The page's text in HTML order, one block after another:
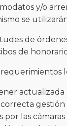
y/o
se
de
de
gestión
por las